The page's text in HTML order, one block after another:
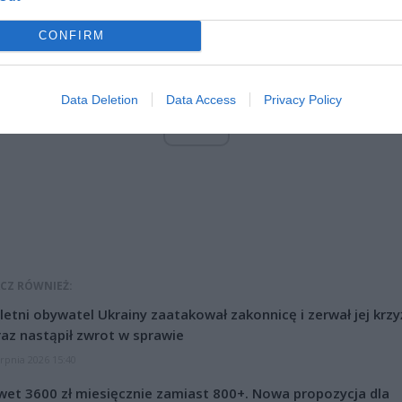
CONFIRM
Data Deletion Data Access Privacy Policy
ad
RÓWNIEŻ:
obywatel Ukrainy zaatakował zakonnicę i zerwał jej
nastąpił zwrot w sprawie
3600 zł miesięcznie zamiast 800+. Nowa propozycja dla